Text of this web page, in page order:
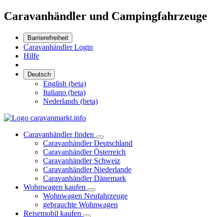
Caravanhändler und Campingfahrzeuge
Barrierefreiheit
Caravanhändler Login
Hilfe
Deutsch
English (beta)
Italiano (beta)
Nederlands (beta)
Caravanhändler finden
Caravanhändler Deutschland
Caravanhändler Österreich
Caravanhändler Schweiz
Caravanhändler Niederlande
Caravanhändler Dänemark
Wohnwagen kaufen
Wohnwagen Neufahrzeuge
gebrauchte Wohnwagen
Reisemobil kaufen